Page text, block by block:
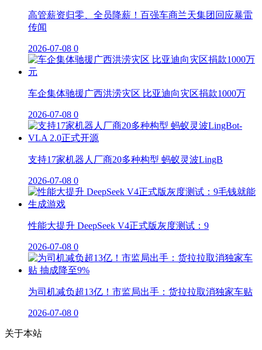
高管薪资归零、全员降薪！百强车商兰天集团回应暴雷
传闻
2026-07-08 0
车企集体驰援广西洪涝灾区 比亚迪向灾区捐款1000万
2026-07-08 0
支持17家机器人厂商20多种构型 蚂蚁灵波LingB
2026-07-08 0
性能大提升 DeepSeek V4正式版灰度测试：9
2026-07-08 0
为司机减负超13亿！市监局出手：货拉拉取消独家车贴
2026-07-08 0
关于本站